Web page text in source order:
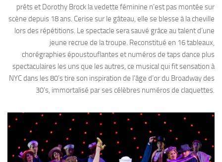
prêts et Dorothy Brock la vedette féminine n’est pas montée sur
scène depuis 18 ans. Cerise sur le gâteau, elle se blesse à la cheville
lors des répétitions. Le spectacle sera sauvé grâce au talent d’une
jeune recrue de la troupe. Reconstitué en 16 tableaux,
chorégraphies époustouflantes et numéros de taps dance plus
spectaculaires les uns que les autres, ce musical qui fit sensation à
NYC dans les 80’s tire son inspiration de l’âge d’or du Broadway des
30’s, immortalisé par ses célèbres numéros de claquettes.